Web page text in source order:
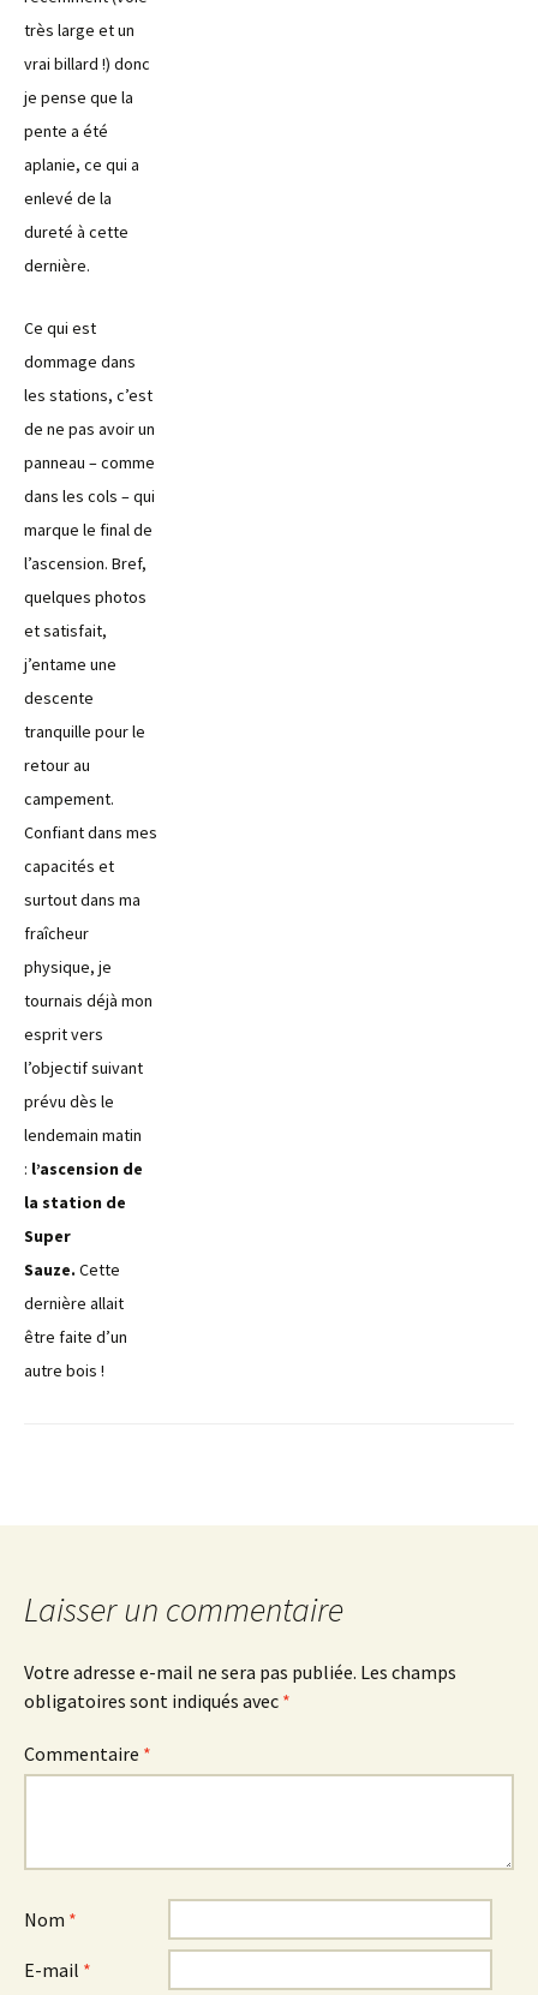
très large et un
vrai billard !) donc
je pense que la
pente a été
aplanie, ce qui a
enlevé de la
dureté à cette
dernière.
Ce qui est
dommage dans
les stations, c’est
de ne pas avoir un
panneau – comme
dans les cols – qui
marque le final de
l’ascension. Bref,
quelques photos
et satisfait,
j’entame une
descente
tranquille pour le
retour au
campement.
Confiant dans mes
capacités et
surtout dans ma
fraîcheur
physique, je
tournais déjà mon
esprit vers
l’objectif suivant
prévu dès le
lendemain matin
: l’ascension de
la station de
Super
Sauze. Cette
dernière allait
être faite d’un
autre bois !
Laisser un commentaire
Votre adresse e-mail ne sera pas publiée. Les champs
obligatoires sont indiqués avec *
Commentaire *
Nom *
E-mail *